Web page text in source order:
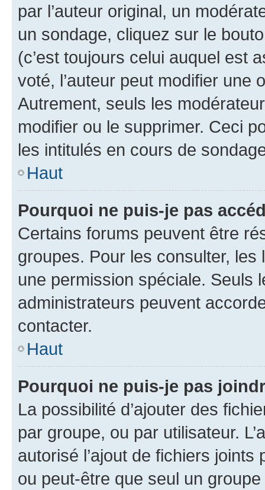
par l’auteur original, un
un sondage, cliquez sur le
(c’est toujours celui auquel est
voté, l’auteur peut modifier une
Autrement, seuls les
modifier ou le supprimer. Ceci
les intitulés en cours de
Haut
Pourquoi ne puis-je pas
Certains forums peuvent être
groupes. Pour les consulter,
une permission spéciale. Seuls
administrateurs peuvent
contacter.
Haut
Pourquoi ne puis-je pas
La possibilité d’ajouter des
par groupe, ou par utilisateur.
autorisé l’ajout de fichiers
ou peut-être que seul un